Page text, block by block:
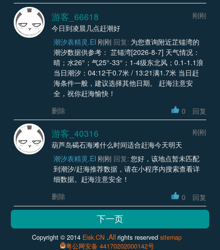
游客_66618
刚刚
今日到凌晨几点赶潮好
潮汐表精灵.EI 刚刚 回复: 为您查询附近芷锚湾的
潮汐数据供参考： 芷锚湾[2026-8-7] 天气情况：
晴；水26°；气25°-33°；1-4级东北风；0.1-1.1浪
当日潮汐：04:12干0.7米 / 13:21满1.7米 当日赶
海条件一般，建议选择其他日期。 赶海注意安
全，祝你赶海愉快！
删除
0 回复
游客_40316
刚刚
葫芦岛碣石海滩什么时间适合赶海今天明天
潮汐表精灵.EI 刚刚 回复: 您好，该地点暂未匹配
到潮汐/赶海推荐数据，请在小程序内搜索查看详
细数据。赶海注意安全！
删除
0 回复
Copyright © 2014 Eisk.CN .Allrights reservedsitemap
粤公网安备 44170202000142号